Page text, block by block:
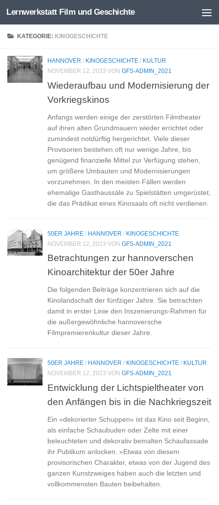
Zum Inhalt springen
Lernwerkstatt Film und Geschichte
KATEGORIE: KINOGESCHICHTE
HANNOVER / KINOGESCHICHTE / KULTUR
NOVEMBER 12, 2023 VON GFS-ADMIN_2021
Wiederaufbau und Modernisierung der
Vorkriegskinos
Anfangs werden einige der zerstörten Filmtheater
auf ihren alten Grundmauern wieder errichtet oder
zumindest notdürftig hergerichtet. Viele dieser
Provisorien bestehen oft nur wenige Jahre, bis
genügend finanzielle Mittel zur Verfügung stehen,
um größere Umbauten und Modernisierungen
vorzunehmen. In den meisten Fällen werden
ehemalige Gasthaussäle zu Spielstätten umgerüstet,
die das Prädikat eines Kinosaals oft nicht verdienen.
50ER JAHRE / HANNOVER / KINOGESCHICHTE
NOVEMBER 12, 2023 VON GFS-ADMIN_2021
Betrachtungen zur hannoverschen
Kinoarchitektur der 50er Jahre
Die folgenden Beiträge konzentrieren sich auf die
Kinolandschaft der fünfziger Jahre. Sie betrachten
damit in erster Linie den Inszenierungs-Rahmen für
die außergewöhnliche hannoversche
Filmpremierenkultur dieser Jahre.
50ER JAHRE / HANNOVER / KINOGESCHICHTE / KULTUR
NOVEMBER 12, 2023 VON GFS-ADMIN_2021
Entwicklung der Lichtspieltheater von
den Anfängen bis in die Nachkriegszeit
Ein »dekorierter Schuppen« ist das Kino seit Beginn,
als einfache Schaubuden oder Zelte mit einer
beleuchteten und dekorativ bemalten Schaufassade
ihr Publikum anlocken. »Etwas von diesem
provisorischen Charakter, etwas von der Jugend des
ganzen Kunstzweiges haben auch die letzten und
vollkommensten Bauten beibehalten.